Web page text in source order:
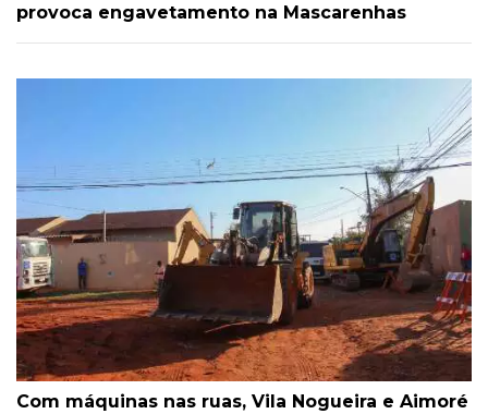
provoca engavetamento na Mascarenhas
Com máquinas nas ruas, Vila Nogueira e Aimoré